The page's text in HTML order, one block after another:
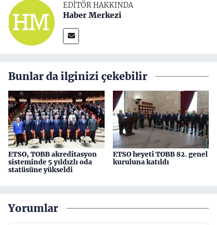
EDITÖR HAKKINDA
Haber Merkezi
Bunlar da ilginizi çekebilir
ETSO, TOBB akreditasyon
sisteminde 5 yıldızlı oda
statüsüne yükseldi
ETSO heyeti TOBB 82. genel
kuruluna katıldı
Yorumlar